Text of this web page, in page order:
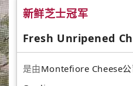
新鲜芝士冠军
Fresh Unripened
是由Montefiore Cheese